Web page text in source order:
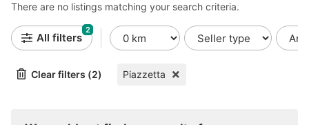
There are no listings matching your search criteria.
All filters
2
Clear filters (2) Piazzetta